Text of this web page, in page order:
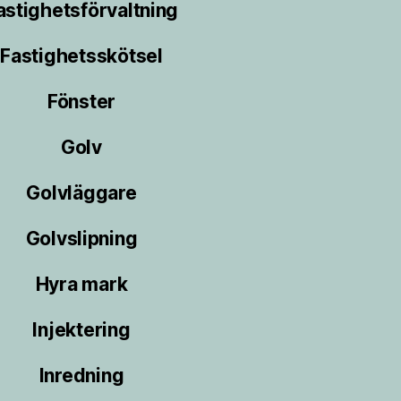
Fastighetsskötsel
Fönster
Golv
Golvläggare
Golvslipning
Hyra mark
Injektering
Inredning